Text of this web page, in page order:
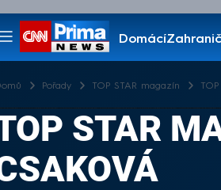
Domácí
Pořady
Pořady TOP STAR magazín
STAR